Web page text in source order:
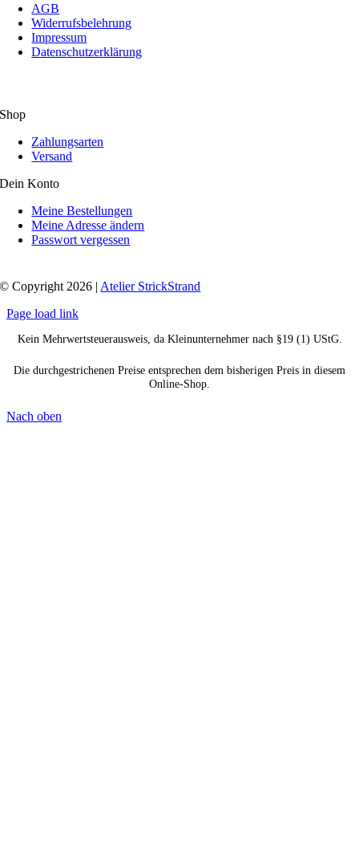
AGB
Widerrufsbelehrung
Impressum
Datenschutzerklärung
Shop
Zahlungsarten
Versand
Dein Konto
Meine Bestellungen
Meine Adresse ändern
Passwort vergessen
© Copyright 2026 | Atelier StrickStrand
Page load link
Kein Mehrwertsteuerausweis, da Kleinunternehmer nach §19 (1) UStG.
Die durchgestrichenen Preise entsprechen dem bisherigen Preis in diesem
Online-Shop.
Nach oben